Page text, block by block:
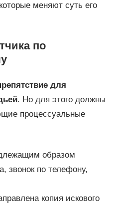
меняют суть его
по
для
. Но для этого должны
процессуальные
образом
звонок по телефону,
копия искового